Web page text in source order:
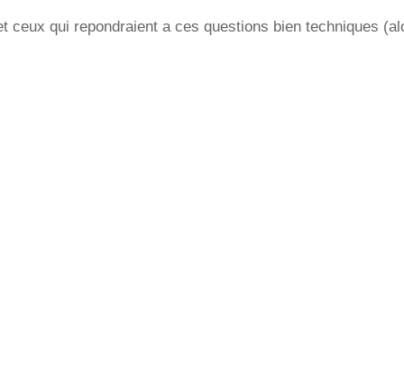
ceux qui repondraient a ces questions bien techniques